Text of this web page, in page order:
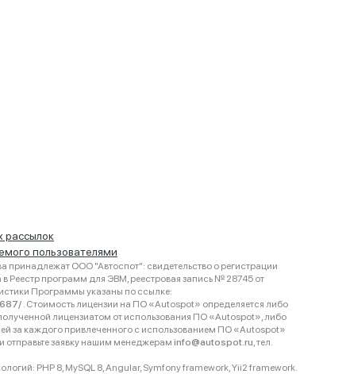
рассылок
пользователями
ООО "Автоспот": свидетельство о регистрации
Реестр программ для ЭВМ, реестровая запись № 28745 от
Программы указаны по ссылке:
. Стоимость лицензии на ПО «Autospot» определяется либо
лицензиатом от использования ПО «Autospot», либо
за каждого привлеченного с использованием ПО «Autospot»
отправьте заявку нашим менеджерам info@autospot.ru, тел.
PHP 8, MySQL 8, Angular, Symfony framework, Yii2 framework.